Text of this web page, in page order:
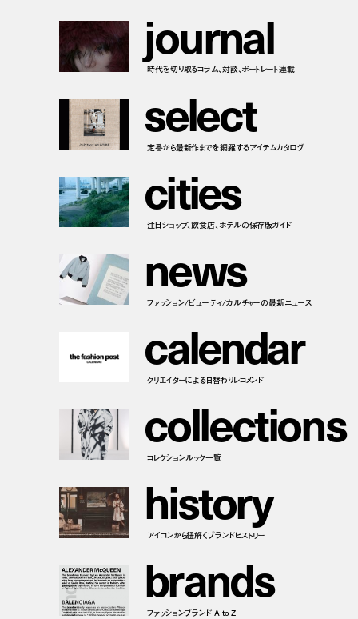
journal
時代を切り取るコラム、対談、ポートレート連載
select
定番から最新作までを網羅するアイテムカタログ
cities
注目ショップ、飲食店、ホテルの保存版ガイド
news
ファッション/ビューティ/カルチャーの最新ニュース
calendar
クリエイターによる日替わりレコメンド
collections
コレクションルック一覧
history
アイコンから紐解くブランドヒストリー
brands
ファッションブランド A to Z